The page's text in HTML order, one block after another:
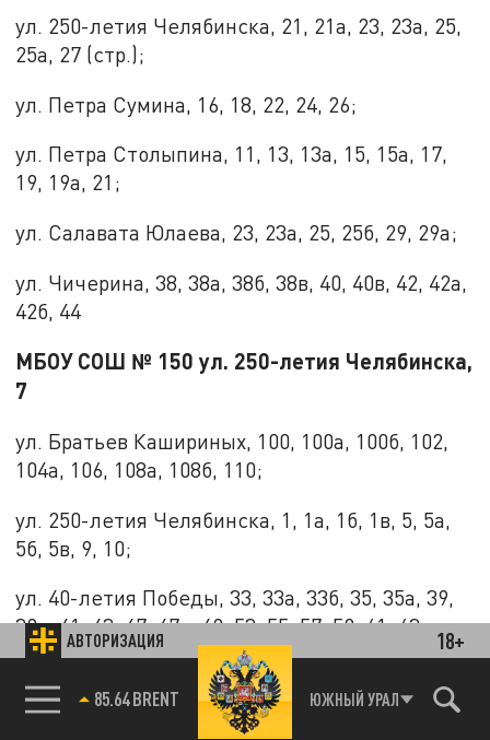
АВТОРИЗАЦИЯ 18+
85.64 BRENT ЮЖНЫЙ УРАЛ
ул. 250-летия Челябинска, 21, 21а, 23, 23а, 25,
25а, 27 (стр.);
ул. Петра Сумина, 16, 18, 22, 24, 26;
ул. Петра Столыпина, 11, 13, 13а, 15, 15а, 17,
19, 19а, 21;
ул. Салавата Юлаева, 23, 23а, 25, 25б, 29, 29а;
ул. Чичерина, 38, 38а, 38б, 38в, 40, 40в, 42, 42а,
42б, 44
МБОУ СОШ № 150 ул. 250-летия Челябинска,
7
ул. Братьев Кашириных, 100, 100а, 100б, 102,
104а, 106, 108а, 108б, 110;
ул. 250-летия Челябинска, 1, 1а, 1б, 1в, 5, 5а,
5б, 5в, 9, 10;
ул. 40-летия Победы, 33, 33а, 33б, 35, 35а, 39,
39а, 41, 43, 47, 47а, 49, 53, 55, 57, 59, 61, 63;
ул. Солнечная, 70, 72, 74;